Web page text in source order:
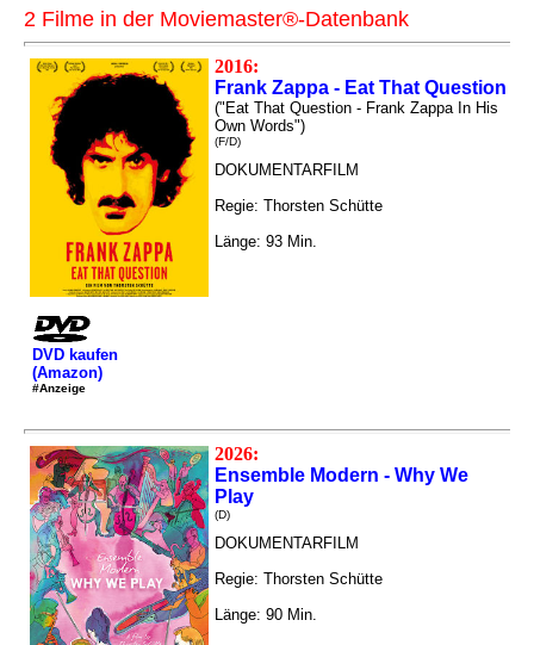
2 Filme in der Moviemaster®-Datenbank
2016:
Frank Zappa - Eat That Question
("Eat That Question - Frank Zappa In His
Own Words")
(F/D)
DOKUMENTARFILM
Regie: Thorsten Schütte
Länge: 93 Min.
DVD kaufen
(Amazon)
#Anzeige
2026:
Ensemble Modern - Why We
Play
(D)
DOKUMENTARFILM
Regie: Thorsten Schütte
Länge: 90 Min.